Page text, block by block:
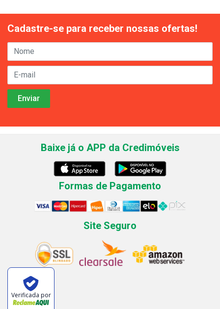
Cadastre-se para receber nossas ofertas!
Baixe já o APP da Credimóveis
Formas de Pagamento
Site Seguro
Verificada por